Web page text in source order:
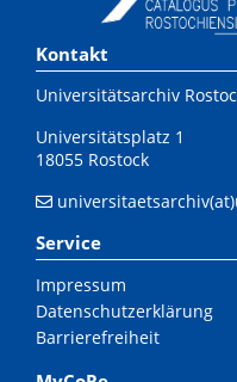
Kontakt
Universitätsarchiv
Universitätsplatz 1
18055 Rostock
Service
Impressum
Datenschutzerklärung
Barrierefreiheit